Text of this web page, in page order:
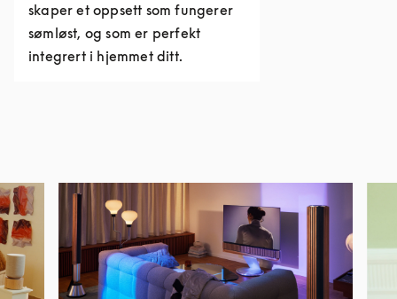
skaper et oppsett som fungerer
sømløst, og som er perfekt
integrert i hjemmet ditt.